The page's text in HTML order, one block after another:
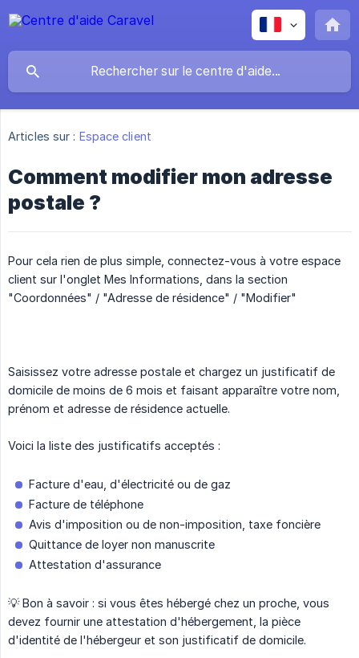
Articles sur : Espace client
Comment modifier mon adresse
postale ?
Pour cela rien de plus simple, connectez-vous à votre espace
client sur l'onglet Mes Informations, dans la section
"Coordonnées" / "Adresse de résidence" / "Modifier"
Saisissez votre adresse postale et chargez un justificatif de
domicile de moins de 6 mois et faisant apparaître votre nom,
prénom et adresse de résidence actuelle.
Voici la liste des justificatifs acceptés :
Facture d'eau, d'électricité ou de gaz
Facture de téléphone
Avis d'imposition ou de non-imposition, taxe foncière
Quittance de loyer non manuscrite
Attestation d'assurance
💡 Bon à savoir : si vous êtes hébergé chez un proche, vous
devez fournir une attestation d'hébergement, la pièce
d'identité de l'hébergeur et son justificatif de domicile.